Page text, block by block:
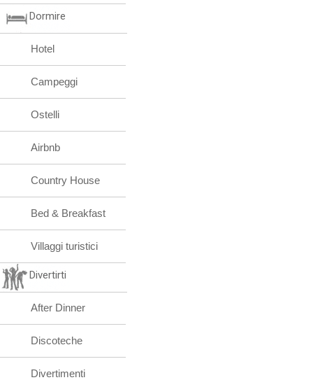
Dormire
Hotel
Campeggi
Ostelli
Airbnb
Country House
Bed & Breakfast
Villaggi turistici
Divertirti
After Dinner
Discoteche
Divertimenti